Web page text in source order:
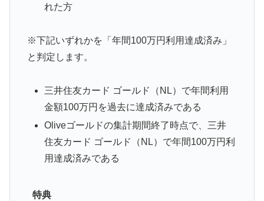
れた方
※下記いずれかを「年間100万円利用達成済み」
と判定します。
三井住友カード ゴールド（NL）で年間利用
金額100万円を過去に達成済みである
Oliveゴールドの集計期間終了時点で、三井
住友カード ゴールド（NL）で年間100万円利
用達成済みである
特典